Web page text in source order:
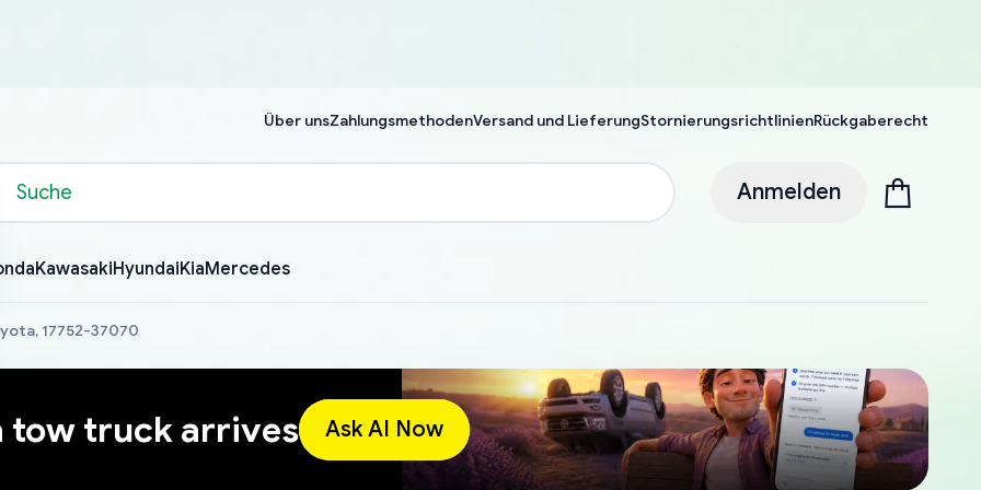
Über unsZahlungsmethodenVersand und LieferungStornierungsrichtlinienRückgaberecht
Anmelden
KawasakiHyundaiKiaMercedes
17752-37070
tow truck arrives Ask AI Now